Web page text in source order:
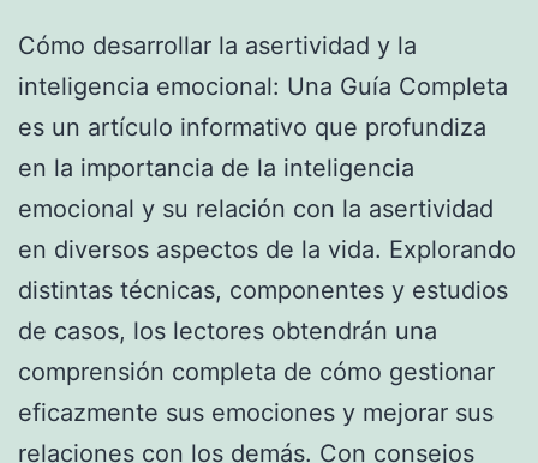
Cómo desarrollar la asertividad y la
inteligencia emocional: Una Guía Completa
es un artículo informativo que profundiza
en la importancia de la inteligencia
emocional y su relación con la asertividad
en diversos aspectos de la vida. Explorando
distintas técnicas, componentes y estudios
de casos, los lectores obtendrán una
comprensión completa de cómo gestionar
eficazmente sus emociones y mejorar sus
relaciones con los demás. Con consejos